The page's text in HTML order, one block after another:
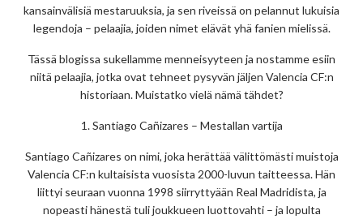
kansainvälisiä mestaruuksia, ja sen riveissä on pelannut lukuisia
legendoja – pelaajia, joiden nimet elävät yhä fanien mielissä.
Tässä blogissa sukellamme menneisyyteen ja nostamme esiin
niitä pelaajia, jotka ovat tehneet pysyvän jäljen Valencia CF:n
historiaan. Muistatko vielä nämä tähdet?
1. Santiago Cañizares – Mestallan vartija
Santiago Cañizares on nimi, joka herättää välittömästi muistoja
Valencia CF:n kultaisista vuosista 2000-luvun taitteessa. Hän
liittyi seuraan vuonna 1998 siirryttyään Real Madridista, ja
nopeasti hänestä tuli joukkueen luottovahti – ja lopulta